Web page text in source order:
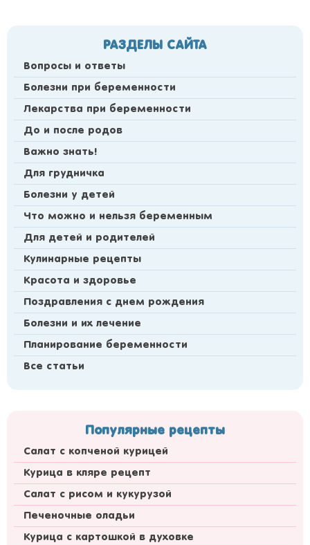
РАЗДЕЛЫ САЙТА
Вопросы и ответы
Болезни при беременности
Лекарства при беременности
До и после родов
Важно знать!
Для грудничка
Болезни у детей
Что можно и нельзя беременным
Для детей и родителей
Кулинарные рецепты
Красота и здоровье
Поздравления с днем рождения
Болезни и их лечение
Планирование беременности
Все статьи
Популярные рецепты
Салат с копченой курицей
Курица в кляре рецепт
Салат с рисом и кукурузой
Печеночные оладьи
Курица с картошкой в духовке